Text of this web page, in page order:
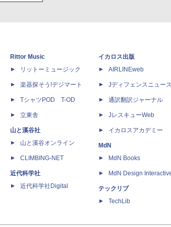
Rittor Music
リットーミュージック
楽器探そう!デジマート
TシャツPOD T-OD
立東舎
山と溪谷社
山と溪谷オンライン
CLIMBING-NET
近代科学社
近代科学社Digital
イカロス出版
AIRLINEweb
Jディフェンスニュー
通訳翻訳ジャーナル
JレスキューWeb
イカロスアカデミー
MdN
MdN Books
MdN Design
テックリブ
TechLib